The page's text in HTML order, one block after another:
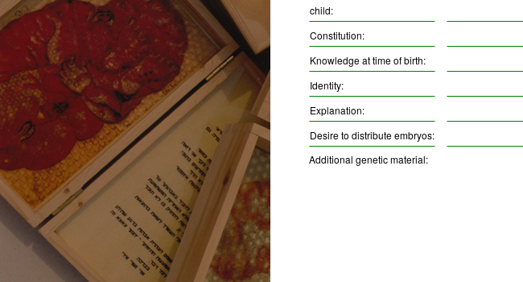
child:
Constitution:
Knowledge at time of birth:
Identity:
Explanation:
Desire to distribute embryos:
Additional genetic material: